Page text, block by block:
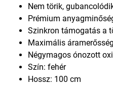
Nem törik,
Prémium
Szinkron támogatás a
Maximális
Négymagos ónozott
Szín: fehér
Hossz: 100 cm